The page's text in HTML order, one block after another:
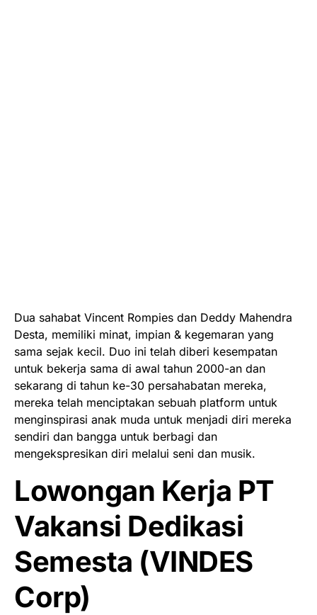
Dua sahabat Vincent Rompies dan Deddy Mahendra
Desta, memiliki minat, impian & kegemaran yang
sama sejak kecil. Duo ini telah diberi kesempatan
untuk bekerja sama di awal tahun 2000-an dan
sekarang di tahun ke-30 persahabatan mereka,
mereka telah menciptakan sebuah platform untuk
menginspirasi anak muda untuk menjadi diri mereka
sendiri dan bangga untuk berbagi dan
mengekspresikan diri melalui seni dan musik.
Lowongan Kerja PT
Vakansi Dedikasi
Semesta (VINDES
Corp)